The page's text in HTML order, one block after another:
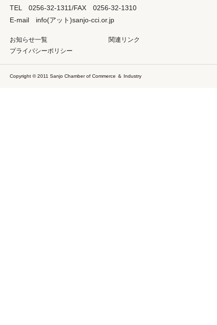
TEL 0256-32-1311/FAX 0256-32-1310
E-mail info(アット)sanjo-cci.or.jp
お知らせ一覧
関連リンク
プライバシーポリシー
Copyright © 2011 Sanjo Chamber of Commerce ＆ Industry